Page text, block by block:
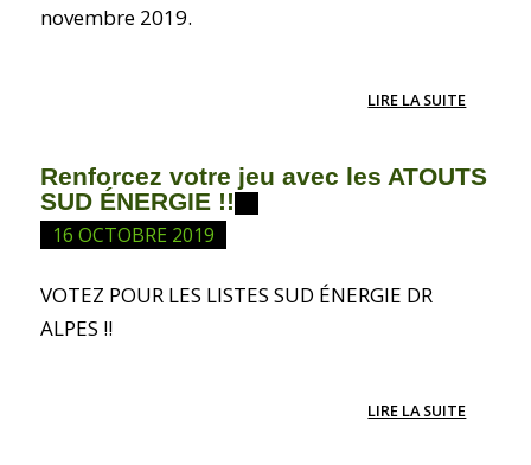
novembre 2019.
LIRE LA SUITE
Renforcez votre jeu avec les ATOUTS
SUD ÉNERGIE !!
16 OCTOBRE 2019
VOTEZ POUR LES LISTES SUD ÉNERGIE DR
ALPES !!
LIRE LA SUITE